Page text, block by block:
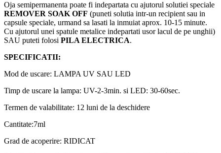
Oja semipermanenta poate fi indepartata cu ajutorul solutiei speciale
REMOVER SOAK OFF (puneti solutia intr-un recipient sau in
capsule speciale, urmand sa lasati la inmuiat aprox. 10-15 minute.
Cu ajutorul unei spatule metalice indepartati usor lacul de pe unghii)
SAU puteti folosi PILA ELECTRICA.
SPECIFICATII:
Mod de uscare: LAMPA UV SAU LED
Timp de uscare la lampa: UV-2-3min. si LED: 30-60sec.
Termen de valabilitate: 12 luni de la deschidere
Cantitate:7ml
Grad de acoperire: RIDICAT